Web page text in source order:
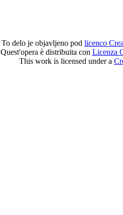
To delo je objavljeno pod licenco
Quest'opera è distribuita con Licenza
This work is licensed under a